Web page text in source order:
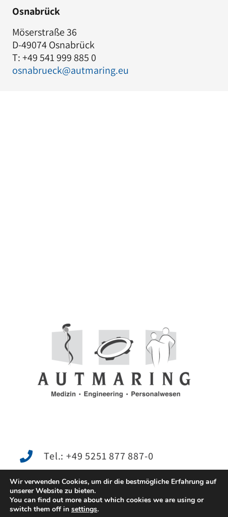
Osnabrück
Möserstraße 36
D-49074 Osnabrück
T: +49 541 999 885 0
osnabrueck@autmaring.eu
Tel.: +49 5251 877 887-0
Mail: kontakt@autmaring.eu
Wir verwenden Cookies, um dir die bestmögliche Erfahrung auf
unserer Website zu bieten.
You can find out more about which cookies we are using or
switch them off in settings.